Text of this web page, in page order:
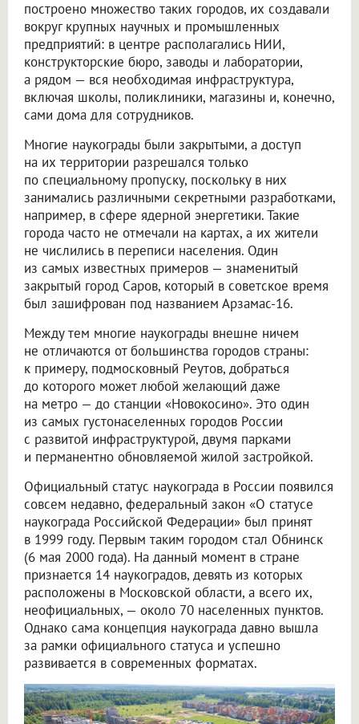
построено множество таких городов, их создавали
вокруг крупных научных и промышленных
предприятий: в центре располагались НИИ,
конструкторские бюро, заводы и лаборатории,
а рядом — вся необходимая инфраструктура,
включая школы, поликлиники, магазины и, конечно,
сами дома для сотрудников.
Многие наукограды были закрытыми, а доступ
на их территории разрешался только
по специальному пропуску, поскольку в них
занимались различными секретными разработками,
например, в сфере ядерной энергетики. Такие
города часто не отмечали на картах, а их жители
не числились в переписи населения. Один
из самых известных примеров — знаменитый
закрытый город Саров, который в советское время
был зашифрован под названием Арзамас-16.
Между тем многие наукограды внешне ничем
не отличаются от большинства городов страны:
к примеру, подмосковный Реутов, добраться
до которого может любой желающий даже
на метро — до станции «Новокосино». Это один
из самых густонаселенных городов России
с развитой инфраструктурой, двумя парками
и перманентно обновляемой жилой застройкой.
Официальный статус наукограда в России появился
совсем недавно, федеральный закон «О статусе
наукограда Российской Федерации» был принят
в 1999 году. Первым таким городом стал Обнинск
(6 мая 2000 года). На данный момент в стране
признается 14 наукоградов, девять из которых
расположены в Московской области, а всего их,
неофициальных, — около 70 населенных пунктов.
Однако сама концепция наукограда давно вышла
за рамки официального статуса и успешно
развивается в современных форматах.